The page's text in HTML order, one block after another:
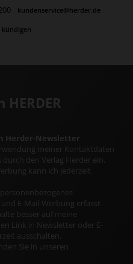
kundenservice@herder.de
Herder-Newsletter
meiner Kontaktdaten
durch den Verlag Herder ein.
kann ich jederzeit
E-Mail-Werbung erfasst
besser auf meine
Link in Newsletter oder E-
ausschalten.
Sie in unseren